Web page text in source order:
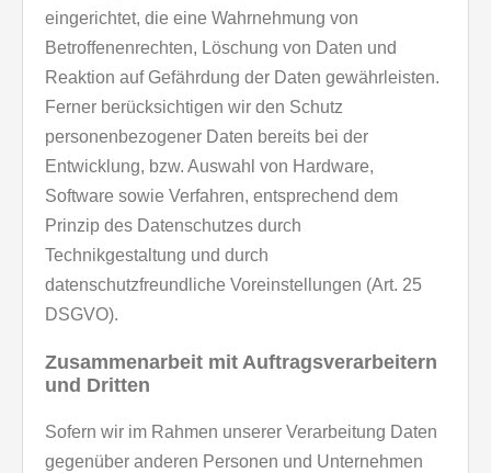
eingerichtet, die eine Wahrnehmung von
Betroffenenrechten, Löschung von Daten und
Reaktion auf Gefährdung der Daten gewährleisten.
Ferner berücksichtigen wir den Schutz
personenbezogener Daten bereits bei der
Entwicklung, bzw. Auswahl von Hardware,
Software sowie Verfahren, entsprechend dem
Prinzip des Datenschutzes durch
Technikgestaltung und durch
datenschutzfreundliche Voreinstellungen (Art. 25
DSGVO).
Zusammenarbeit mit Auftragsverarbeitern
und Dritten
Sofern wir im Rahmen unserer Verarbeitung Daten
gegenüber anderen Personen und Unternehmen